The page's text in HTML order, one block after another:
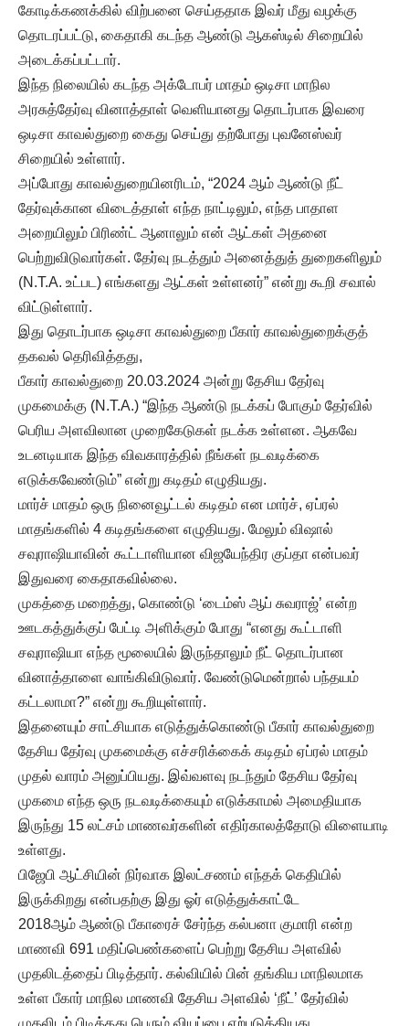
கோடிக்கணக்கில் விற்பனை செய்ததாக இவர் மீது வழக்கு
தொடரப்பட்டு, கைதாகி கடந்த ஆண்டு ஆகஸ்டில் சிறையில்
அடைக்கப்பட்டார்.
இந்த நிலையில் கடந்த அக்டோபர் மாதம் ஒடிசா மாநில
அரசுத்தேர்வு வினாத்தாள் வெளியானது தொடர்பாக இவரை
ஒடிசா காவல்துறை கைது செய்து தற்போது புவனேஸ்வர்
சிறையில் உள்ளார்.
அப்போது காவல்துறையினரிடம், “2024 ஆம் ஆண்டு நீட்
தேர்வுக்கான விடைத்தாள் எந்த நாட்டிலும், எந்த பாதாள
அறையிலும் பிரிண்ட் ஆனாலும் என் ஆட்கள் அதனை
பெற்றுவிடுவார்கள். தேர்வு நடத்தும் அனைத்துத் துறைகளிலும்
(N.T.A. உட்பட) எங்களது ஆட்கள் உள்ளனர்” என்று கூறி சவால்
விட்டுள்ளார்.
இது தொடர்பாக ஒடிசா காவல்துறை பீகார் காவல்துறைக்குத்
தகவல் தெரிவித்தது,
பீகார் காவல்துறை 20.03.2024 அன்று தேசிய தேர்வு
முகமைக்கு (N.T.A.) “இந்த ஆண்டு நடக்கப் போகும் தேர்வில்
பெரிய அளவிலான முறைகேடுகள் நடக்க உள்ளன. ஆகவே
உடனடியாக இந்த விவகாரத்தில் நீங்கள் நடவடிக்கை
எடுக்கவேண்டும்” என்று கடிதம் எழுதியது.
மார்ச் மாதம் ஒரு நினைவூட்டல் கடிதம் என மார்ச், ஏப்ரல்
மாதங்களில் 4 கடிதங்களை எழுதியது. மேலும் விஷால்
சவுராஷியாவின் கூட்டாளியான விஜயேந்திர குப்தா என்பவர்
இதுவரை கைதாகவில்லை.
முகத்தை மறைத்து, கொண்டு ‘டைம்ஸ் ஆப் சுவராஜ்’ என்ற
ஊடகத்துக்குப் பேட்டி அளிக்கும் போது “எனது கூட்டாளி
சவுராஷியா எந்த மூலையில் இருந்தாலும் நீட் தொடர்பான
வினாத்தாளை வாங்கிவிடுவார். வேண்டுமென்றால் பந்தயம்
கட்டலாமா?” என்று கூறியுள்ளார்.
இதனையும் சாட்சியாக எடுத்துக்கொண்டு பீகார் காவல்துறை
தேசிய தேர்வு முகமைக்கு எச்சரிக்கைக் கடிதம் ஏப்ரல் மாதம்
முதல் வாரம் அனுப்பியது. இவ்வளவு நடந்தும் தேசிய தேர்வு
முகமை எந்த ஒரு நடவடிக்கையும் எடுக்காமல் அமைதியாக
இருந்து 15 லட்சம் மாணவர்களின் எதிர்காலத்தோடு விளையாடி
உள்ளது.
பிஜேபி ஆட்சியின் நிர்வாக இலட்சணம் எந்தக் கெதியில்
இருக்கிறது என்பதற்கு இது ஓர் எடுத்துக்காட்டே
2018ஆம் ஆண்டு பீகாரைச் சேர்ந்த கல்பனா குமாரி என்ற
மாணவி 691 மதிப்பெண்களைப் பெற்று தேசிய அளவில்
முதலிடத்தைப் பிடித்தார். கல்வியில் பின் தங்கிய மாநிலமாக
உள்ள பீகார் மாநில மாணவி தேசிய அளவில் ‘நீட்’ தேர்வில்